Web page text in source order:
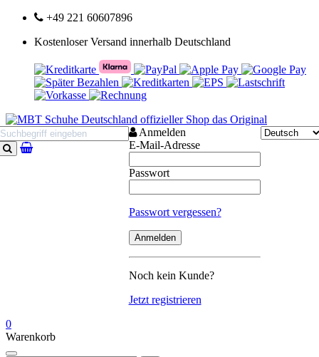
+49 221 60607896
Kostenloser Versand innerhalb Deutschland
Suchen
Anmelden
E-Mail-Adresse
Passwort
Passwort vergessen?
Noch kein Kunde?
Jetzt registrieren
0
Warenkorb